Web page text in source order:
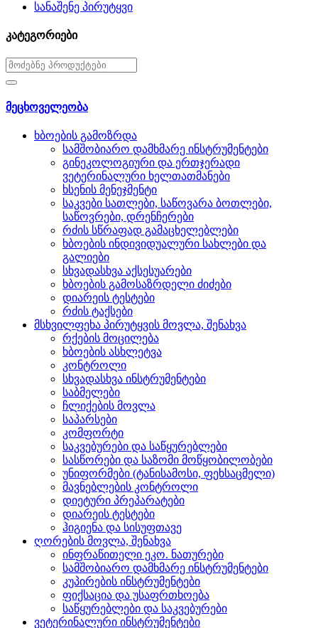
სანაშენე პირუტყვი
კატეგორიები
მეცხოველეობა
ხბოების გამოზრდა
სამშობიარო დამხმარე ინსტრუმენტები
გინეკოლოგიური და ერთჯერადი
ვეტერინალური ხელთათმანები
ხსენის მენეჯმენტი
საკვები სათლები, საწოვარა ბოთლები,
საწოვრები, დრენჩერები
რძის სწრაფად გამაცხელებლები
ხბოების ინდივიდუალური სახლები და
გალიები
სხვადასხვა აქსესუარები
ხბოების გამოსაზრდელი ძიძები
დიარეის ტესტები
რძის ტაქსები
მსხვილფეხა პირუტყვის მოვლა, შენახვა
რქების მოცილება
ხბოების ასხლეტვა
კონტროლი
სხვადასხვა ინსტრუმენტები
საბმელები
ჩლიქების მოვლა
საპარსები
კომფორტი
საკვებურები და საწყურებლები
სასწორები და საზომი მოწყობილობები
უნიფორმები (ტანისამოსი, ფეხსაცმელი)
მავნებლების კონტროლი
დიეტური პრეპარატები
დიარეის ტესტები
ჰიგიენა და სისუფთავე
ღორების მოვლა, შენახვა
ინფრაწითელი ეკო. ნათურები
სამშობიარო დამხმარე ინსტრუმენტები
კუპირების ინსტრუმენტები
ფიქსაცია და უსაფრთხოება
საწყურებლები და საკვებურები
ვეტერინალური ინსტრუმენტები